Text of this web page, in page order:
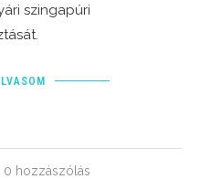
szingapúri
0 hozzászólás